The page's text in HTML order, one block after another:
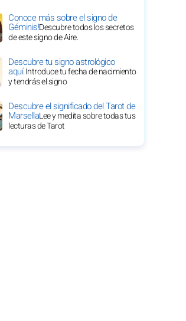
Conoce más sobre el signo de
Géminis!Descubre todos los secretos
de este signo de Aire.
Descubre tu signo astrológico
aquí.Introduce tu fecha de nacimiento
y tendrás el signo
Descubre el significado del Tarot de
MarsellaLee y medita sobre todas tus
lecturas de Tarot